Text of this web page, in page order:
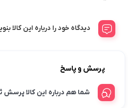
دیدگاه خود را درباره این کالا
پرسش و پاسخ
شما هم درباره این کالا پرسش